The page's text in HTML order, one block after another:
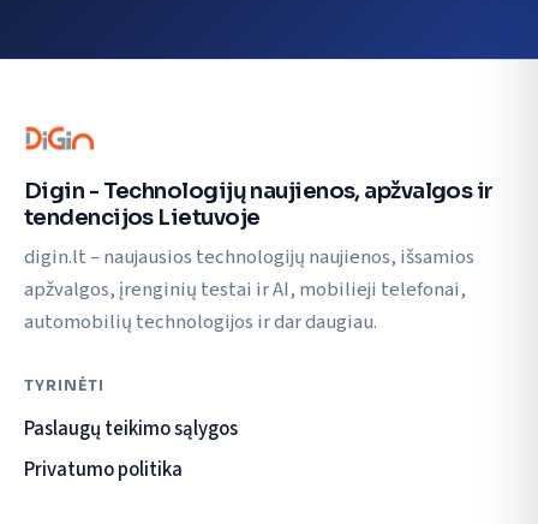
Digin - Technologijų naujienos, apžvalgos ir
tendencijos Lietuvoje
digin.lt – naujausios technologijų naujienos, išsamios
apžvalgos, įrenginių testai ir AI, mobilieji telefonai,
automobilių technologijos ir dar daugiau.
TYRINĖTI
Paslaugų teikimo sąlygos
Privatumo politika